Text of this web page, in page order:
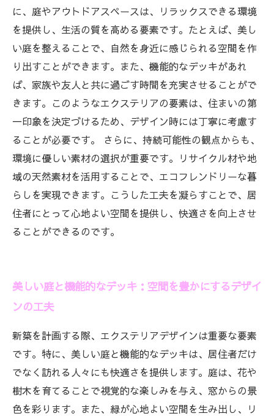
に、庭やアウトドアスペースは、リラックスできる環境
を提供し、生活の質を高める要素です。たとえば、美し
い庭を整えることで、自然を身近に感じられる空間を作
り出すことができます。また、機能的なデッキがあれ
ば、家族や友人と共に過ごす時間を充実させることがで
きます。このようなエクステリアの要素は、住まいの第
一印象を決定づけるため、デザイン時には丁寧に考慮す
ることが必要です。 さらに、持続可能性の観点からも、
環境に優しい素材の選択が重要です。リサイクル材や地
域の天然素材を活用することで、エコフレンドリーな暮
らしを実現できます。こうした工夫を凝らすことで、居
住者にとって心地よい空間を提供し、快適さを向上させ
ることができるのです。
美しい庭と機能的なデッキ：空間を豊かにするデザイ
ンの工夫
新築を計画する際、エクステリアデザインは重要な要素
です。特に、美しい庭と機能的なデッキは、居住者だけ
でなく訪れる人々にも快適さを提供します。庭は、花や
樹木を育てることで視覚的な楽しみを与え、窓からの景
色を彩ります。また、緑が心地よい空間を生み出し、リ